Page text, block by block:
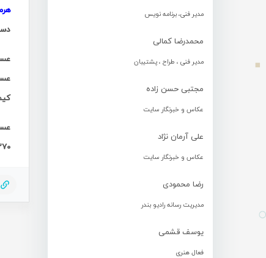
مدیر فنی، برنامه نویس
محمدرضا کمالی
مدیر فنی ، طراح ، پشتیبان
مجتبی حسن زاده
عکاس و خبرنگار سایت
علی آرمان نژاد
عکاس و خبرنگار سایت
رضا محمودی
مدیریت رسانه رادیو بندر
یوسف قشمی
فعال هنری
دسته ۵۶ کیلوگرم با حدنصاب مجموع 270 کیلوگرم، در
کیم توان
270 کیلوگرم به کار خود پایان داد. عسکری با این رکورد در مجموع با 18 کیلوگرم اختلاف نسبت به